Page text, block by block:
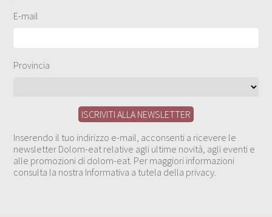
E-mail
Provincia
Inserendo il tuo indirizzo e-mail, acconsenti a ricevere le
newsletter Dolom-eat relative agli ultime novità, agli eventi e
alle promozioni di dolom-eat. Per maggiori informazioni
consulta la nostra Informativa a tutela della privacy.